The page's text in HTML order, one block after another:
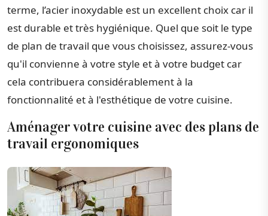
terme, l’acier inoxydable est un excellent choix car il
est durable et très hygiénique. Quel que soit le type
de plan de travail que vous choisissez, assurez-vous
qu'il convienne à votre style et à votre budget car
cela contribuera considérablement à la
fonctionnalité et à l'esthétique de votre cuisine.
Aménager votre cuisine avec des plans de
travail ergonomiques